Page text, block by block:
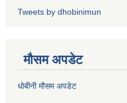
Tweets by dhobinimun
मौसम अपडेट
धोबीनी मौसम अपडेट